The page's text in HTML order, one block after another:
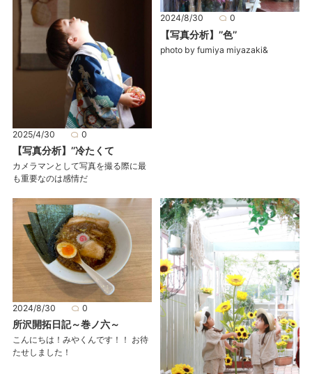
2025/4/30 0
【写真分析】’’冷たくて
カメラマンとして写真を撮る際に最
も重要なのは感情だ
2024/8/30 0
【写真分析】’’色’’
photo by fumiya miyazaki&
2024/8/30 0
所沢開拓日記～巻ノ六～
こんにちは！みやくんです！！ お待
たせしました！